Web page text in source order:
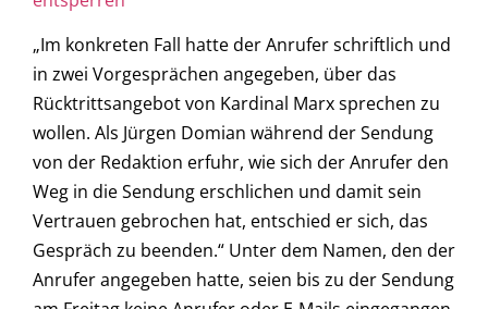
„Im konkreten Fall hatte der Anrufer schriftlich und
in zwei Vorgesprächen angegeben, über das
Rücktrittsangebot von Kardinal Marx sprechen zu
wollen. Als Jürgen Domian während der Sendung
von der Redaktion erfuhr, wie sich der Anrufer den
Weg in die Sendung erschlichen und damit sein
Vertrauen gebrochen hat, entschied er sich, das
Gespräch zu beenden.“ Unter dem Namen, den der
Anrufer angegeben hatte, seien bis zu der Sendung